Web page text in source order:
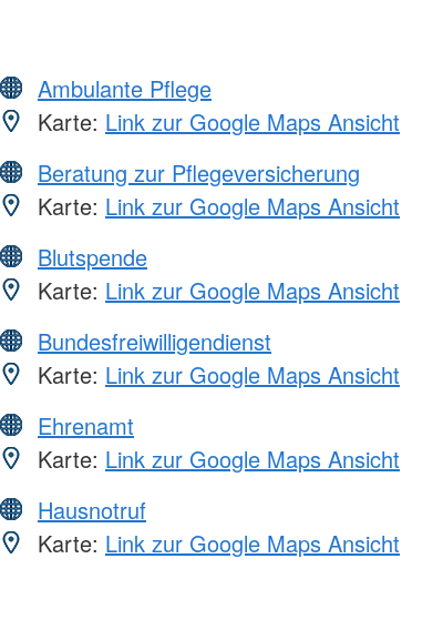
Ambulante Pflege
Karte: Link zur Google Maps Ansicht
Beratung zur Pflegeversicherung
Karte: Link zur Google Maps Ansicht
Blutspende
Karte: Link zur Google Maps Ansicht
Bundesfreiwilligendienst
Karte: Link zur Google Maps Ansicht
Ehrenamt
Karte: Link zur Google Maps Ansicht
Hausnotruf
Karte: Link zur Google Maps Ansicht